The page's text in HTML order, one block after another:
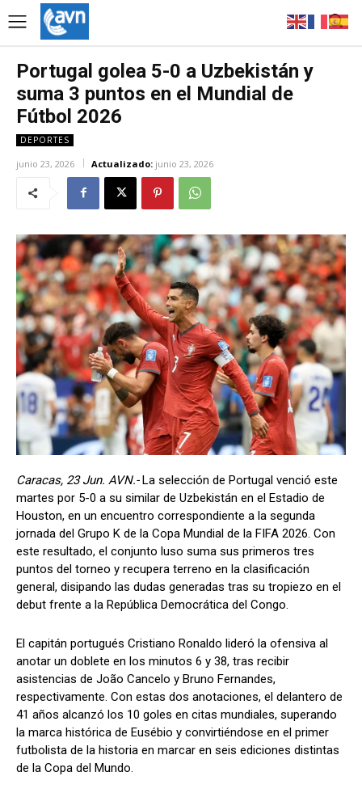
Portugal golea 5-0 a Uzbekistán y
suma 3 puntos en el Mundial de
Fútbol 2026
DEPORTES
junio 23, 2026 Actualizado: junio 23, 2026
Caracas, 23 Jun. AVN.-La selección de Portugal venció este
martes por 5-0 a su similar de Uzbekistán en el Estadio de
Houston, en un encuentro correspondiente a la segunda
jornada del Grupo K de la Copa Mundial de la FIFA 2026. Con
este resultado, el conjunto luso suma sus primeros tres
puntos del torneo y recupera terreno en la clasificación
general, disipando las dudas generadas tras su tropiezo en el
debut frente a la República Democrática del Congo.
El capitán portugués Cristiano Ronaldo lideró la ofensiva al
anotar un doblete en los minutos 6 y 38, tras recibir
asistencias de João Cancelo y Bruno Fernandes,
respectivamente. Con estas dos anotaciones, el delantero de
41 años alcanzó los 10 goles en citas mundiales, superando
la marca histórica de Eusébio y convirtiéndose en el primer
futbolista de la historia en marcar en seis ediciones distintas
de la Copa del Mundo.